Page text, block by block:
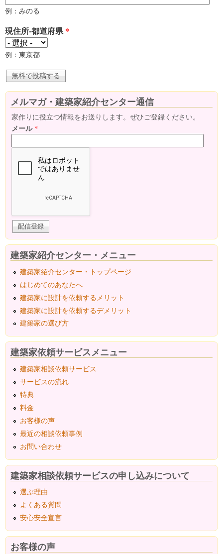
例：みのる
現住所-都道府県*
例：東京都
メルマガ・建築家紹介センター通信
家作りに役立つ情報をお送りします。ぜひご登録ください。
メール*
建築家紹介センター・メニュー
建築家紹介センター・トップページ
はじめてのあなたへ
建築家に設計を依頼するメリット
建築家に設計を依頼するデメリット
建築家の選び方
建築家依頼サービスメニュー
建築家相談依頼サービス
サービスの流れ
特典
料金
お客様の声
最近の相談依頼事例
お問い合わせ
建築家相談依頼サービスの申し込みについて
選ぶ理由
よくある質問
安心安全宣言
お客様の声